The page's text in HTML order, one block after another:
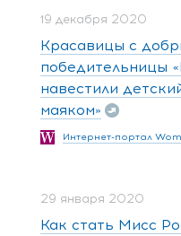
19 декабря 2020
Красавицы с
победительницы
навестили
маяком»
Интернет-портал
29 января 2020
Как стать Мисс